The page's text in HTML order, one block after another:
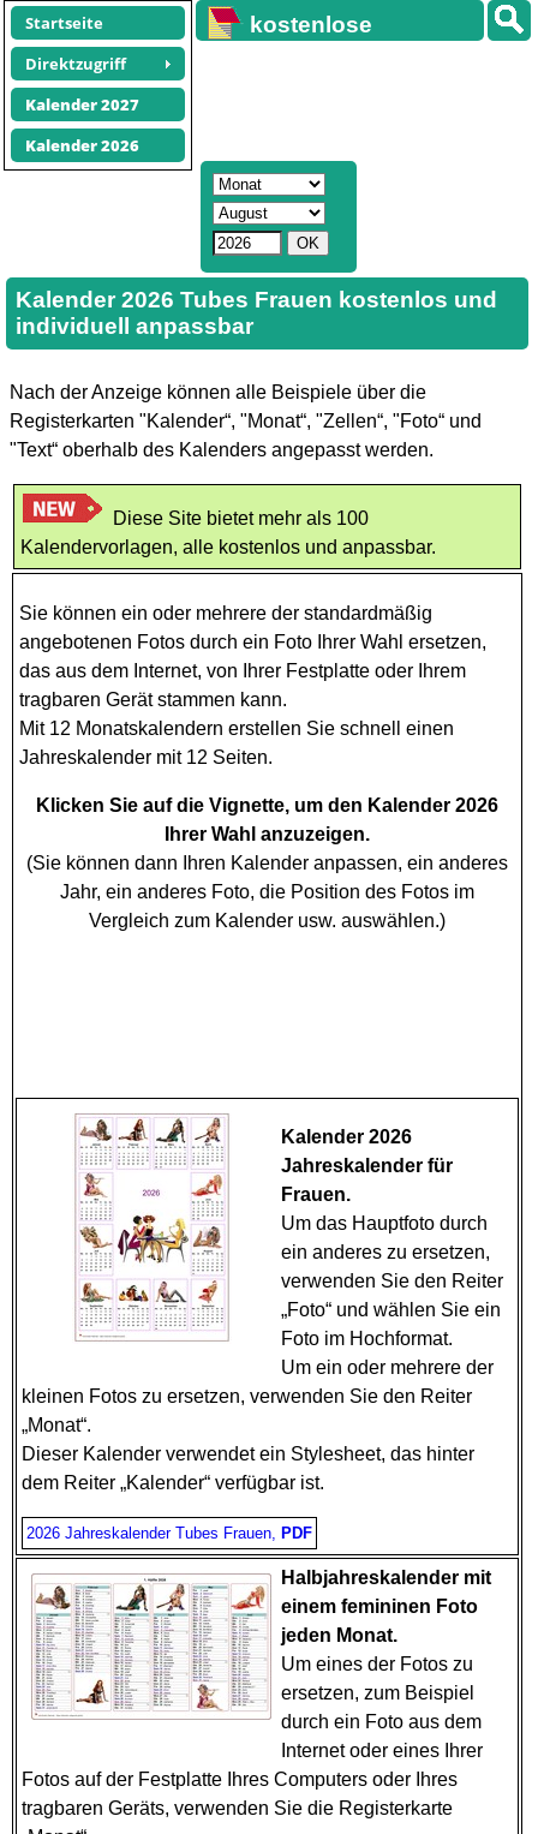
Startseite
Direktzugriff
Kalender 2027
Kalender 2026
kostenlose
Kalender 2026 Tubes Frauen kostenlos und
individuell anpassbar
Nach der Anzeige können alle Beispiele über die
Registerkarten "Kalender“, "Monat“, "Zellen“, "Foto“ und
"Text“ oberhalb des Kalenders angepasst werden.
Diese Site bietet mehr als 100
Kalendervorlagen, alle kostenlos und anpassbar.
Sie können ein oder mehrere der standardmäßig
angebotenen Fotos durch ein Foto Ihrer Wahl ersetzen,
das aus dem Internet, von Ihrer Festplatte oder Ihrem
tragbaren Gerät stammen kann.
Mit 12 Monatskalendern erstellen Sie schnell einen
Jahreskalender mit 12 Seiten.
Klicken Sie auf die Vignette, um den Kalender 2026
Ihrer Wahl anzuzeigen.
(Sie können dann Ihren Kalender anpassen, ein anderes
Jahr, ein anderes Foto, die Position des Fotos im
Vergleich zum Kalender usw. auswählen.)
Kalender 2026
Jahreskalender für
Frauen.
Um das Hauptfoto durch
ein anderes zu ersetzen,
verwenden Sie den Reiter
„Foto“ und wählen Sie ein
Foto im Hochformat.
Um ein oder mehrere der
kleinen Fotos zu ersetzen, verwenden Sie den Reiter
„Monat“.
Dieser Kalender verwendet ein Stylesheet, das hinter
dem Reiter „Kalender“ verfügbar ist.
2026 Jahreskalender Tubes Frauen, PDF
Halbjahreskalender mit
einem femininen Foto
jeden Monat.
Um eines der Fotos zu
ersetzen, zum Beispiel
durch ein Foto aus dem
Internet oder eines Ihrer
Fotos auf der Festplatte Ihres Computers oder Ihres
tragbaren Geräts, verwenden Sie die Registerkarte